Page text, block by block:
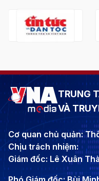
TRUNG
VÀ
Cơ quan chủ quản:
Chịu trách nhiệm:
Giám đốc: Lê Xuân